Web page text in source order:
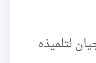
لتلميذه